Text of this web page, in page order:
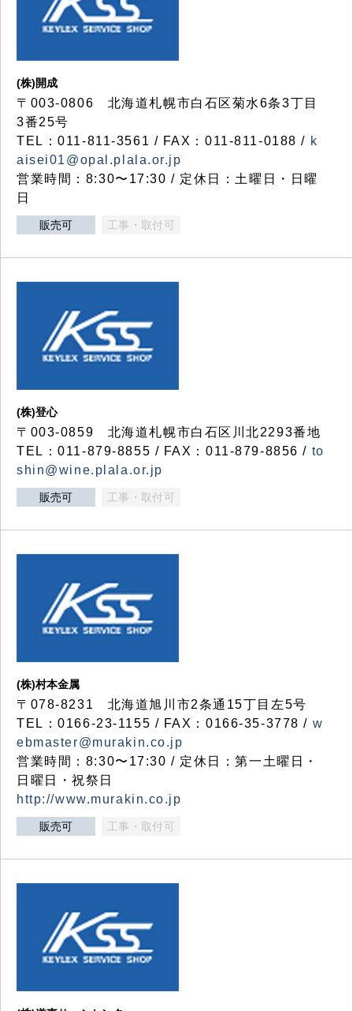
(株)開成
〒003-0806 北海道札幌市白石区菊水6条3丁目
3番25号
TEL：011-811-3561 / FAX：011-811-0188 / k
aisei01@opal.plala.or.jp
営業時間：8:30〜17:30 / 定休日：土曜日・日曜
日
販売可 工事・取付可
(株)登心
〒003-0859 北海道札幌市白石区川北2293番地
TEL：011-879-8855 / FAX：011-879-8856 / to
shin@wine.plala.or.jp
販売可 工事・取付可
(株)村本金属
〒078-8231 北海道旭川市2条通15丁目左5号
TEL：0166-23-1155 / FAX：0166-35-3778 / w
ebmaster@murakin.co.jp
営業時間：8:30〜17:30 / 定休日：第一土曜日・
日曜日・祝祭日
http://www.murakin.co.jp
販売可 工事・取付可